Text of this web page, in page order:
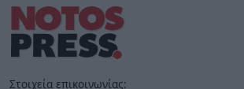
Στοιχεία επικοινωνίας: